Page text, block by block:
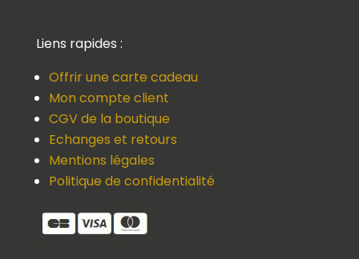
Liens rapides :
Offrir une carte cadeau
Mon compte client
CGV de la boutique
Echanges et retours
Mentions légales
Politique de confidentialité